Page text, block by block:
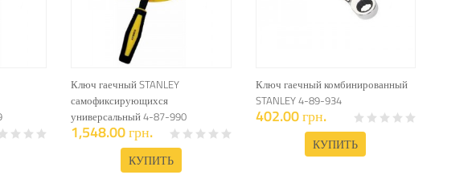
Ключ гаечный STANLEY
самофиксирующихся
универсальный 4-87-990
1,548.00 грн.
КУПИТЬ
Ключ гаечный комбинированный
STANLEY 4-89-934
402.00 грн.
КУПИТЬ